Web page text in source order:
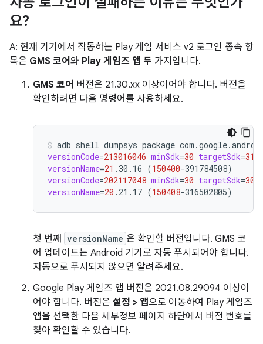
요?
A: 현재 기기에서 작동하는 Play 게임 서비스 v2 로그인 종속 항
목은 GMS 코어 와 Play 게임즈 앱 두 가지입니다.
GMS 코어 버전은 21.30.xx 이상이어야 합니다. 버전을
확인하려면 다음 명령어를 사용하세요.
adb shell dumpsys package
versionCode=213016046 minSdk=30 targetSdk=31
versionName=21 .30.16 (150400-391784508)
versionCode=202117048 minSdk=30 targetSdk=30
versionName=20 .21.17 (150408-316502805)
첫 번째 versionName 은 확인할 버전입니다. GMS 코
어 업데이트는 Android 기기로 자동 푸시되어야 합니다.
자동으로 푸시되지 않으면 알려주세요.
Google Play 게임즈 앱 버전은 2021.08.29094 이상이
어야 합니다. 버전은 설정 > 앱으로 이동하여 Play 게임즈
앱을 선택한 다음 세부정보 페이지 하단에서 버전 번호를
찾아 확인할 수 있습니다.